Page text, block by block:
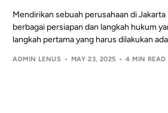
Mendirikan sebuah perusahaan di
berbagai persiapan dan langkah hukum
langkah pertama yang harus dilakukan
ADMIN LENUS MAY 23, 2025 4 MIN READ